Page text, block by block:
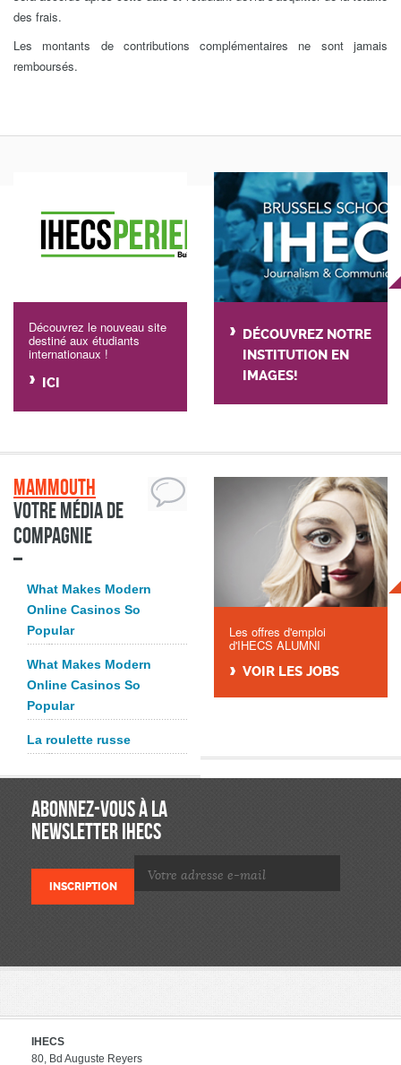
des frais.
Les montants de contributions complémentaires ne sont jamais
remboursés.
Découvrez le nouveau site
destiné aux étudiants
internationaux !
ICI
DÉCOUVREZ NOTRE
INSTITUTION EN
IMAGES!
Mammouth
Votre média de
compagnie
What Makes Modern
Online Casinos So
Popular
What Makes Modern
Online Casinos So
Popular
La roulette russe
Les offres d'emploi
d'IHECS ALUMNI
VOIR LES JOBS
ABONNEZ-VOUS À LA
NEWSLETTER IHECS
IHECS
80, Bd Auguste Reyers